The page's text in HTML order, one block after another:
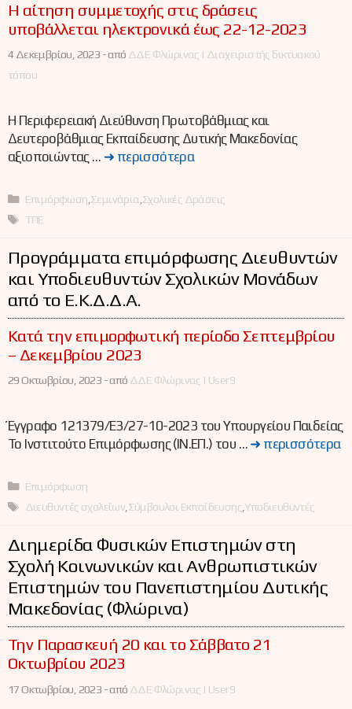
Η αίτηση συμμετοχής στις δράσεις
υποβάλλεται ηλεκτρονικά έως 22-12-2023
4 Δεκεμβρίου, 2023 -από ΔΔΕ Φλώρινας | Διαχειριστής δικτυακού
τόπου
Η Περιφερειακή Διεύθυνση Πρωτοβάθμιας και
Δευτεροβάθμιας Εκπαίδευσης Δυτικής Μακεδονίας
αξιοποιώντας … ➜ περισσότερα
Κατηγορίες
Επιμόρφωση Σεμινάρια Σχολικές Δράσεις
Ετικέτες
ΤΠΕ
Προγράμματα επιμόρφωσης Διευθυντών
και Υποδιευθυντών Σχολικών Μονάδων
από το Ε.Κ.Δ.Δ.Α.
Κατά την επιμορφωτική περίοδο Σεπτεμβρίου
– Δεκεμβρίου 2023
29 Οκτωβρίου, 2023 -από ΔΔΕ Φλώρινας | User9
Έγγραφο 121379/Ε3/27-10-2023 του Υπουργείου Παιδείας
Το Ινστιτούτο Επιμόρφωσης (ΙΝ.ΕΠ.) του … ➜ περισσότερα
Κατηγορίες
Επιμόρφωση
Ετικέτες
Διευθυντές σχολείων Σύμβουλοι Εκπαίδευσης Υποδιευθυντές
Διημερίδα Φυσικών Επιστημών στη
Σχολή Κοινωνικών και Ανθρωπιστικών
Επιστημών του Πανεπιστημίου Δυτικής
Μακεδονίας (Φλώρινα)
Την Παρασκευή 20 και το Σάββατο 21
Οκτωβρίου 2023
17 Οκτωβρίου, 2023 -από ΔΔΕ Φλώρινας | User9